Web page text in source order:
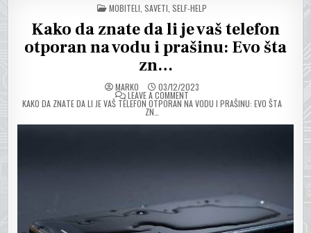
POSTED
IN
MOBITELI SAVETI SELF-HELP
Kako da znate da li je vaš telefon
otporan na vodu i prašinu: Evo šta
zn…
MARKO 03/12/2023
LEAVE A COMMENTON
KAKO DA ZNATE DA LI JE VAŠ TELEFON OTPORAN NA VODU I PRAŠINU: EVO ŠTA
ZN…